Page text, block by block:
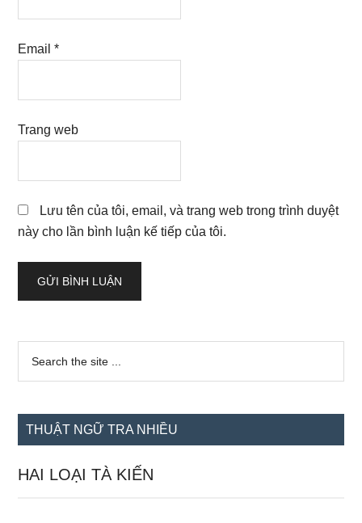
Email*
Trang web
Lưu tên của tôi, email, và trang web trong trình duyệt
này cho lần bình luận kế tiếp của tôi.
Sidebar
chính
...
THUẬT NGỮ TRA NHIỀU
HAI LOẠI TÀ KIẾN